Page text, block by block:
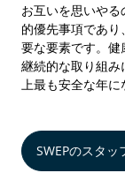
お互いを思いや
的優先事項であ
要な要素です。
継続的な取り組
上最も安全な年に
SWEPのスタッ